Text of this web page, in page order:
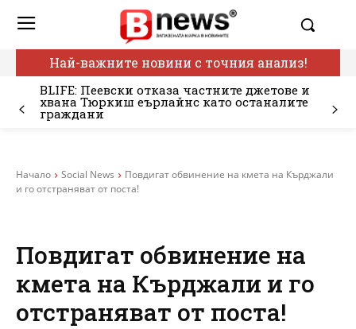
Най-важните новини с точния анализ!
BLIFE: Пеевски отказа частните джетове и
хвана Тюркиш еърлайнс като останалите
граждани
Начало Social News
Повдигат обвинение на кмета на Кърджали
и го отстраняват от поста!
Повдигат обвинение на
кмета на Кърджали и го
отстраняват от поста!